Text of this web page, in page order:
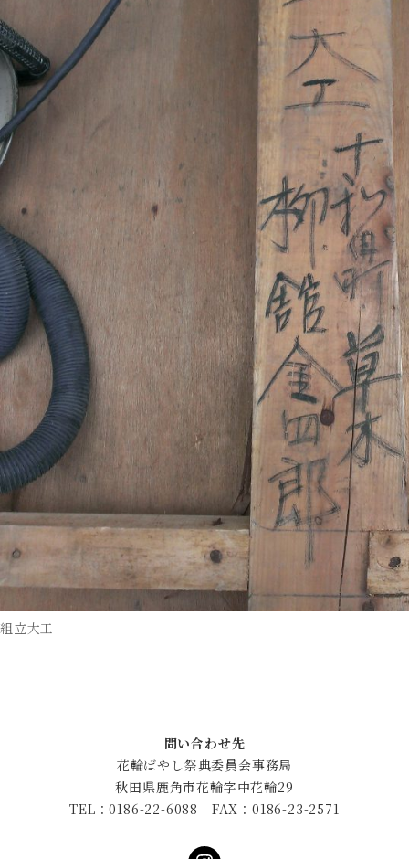
組立大工
問い合わせ先
花輪ばやし祭典委員会事務局
秋田県鹿角市花輪字中花輪29
TEL：0186-22-6088 FAX：0186-23-2571